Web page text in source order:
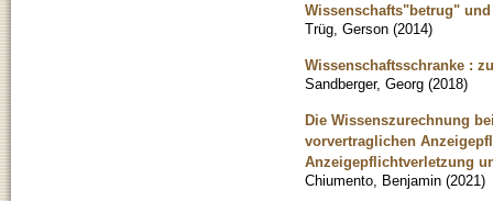
Wissenschafts"betrug"
Trüg, Gerson (2014)
Wissenschaftsschranke :
Sandberger, Georg (2018)
Die Wissenszurechnung
vorvertraglichen
Anzeigepflichtverletzung
Chiumento, Benjamin (2021)